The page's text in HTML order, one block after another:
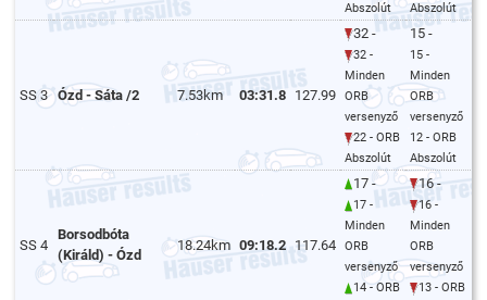
Abszolút
Abszolút
SS 3 Ózd - Sáta /2 7.53km 03:31.8 127.99
32 -
32 -
Minden
ORB
versenyző
22 - ORB
Abszolút
15 -
15 -
Minden
ORB
versenyző
12 - ORB
Abszolút
SS 4
Borsodbóta
(Királd) - Ózd
18.24km 09:18.2 117.64
17 -
17 -
Minden
ORB
versenyző
14 - ORB
16 -
16 -
Minden
ORB
versenyző
13 - ORB